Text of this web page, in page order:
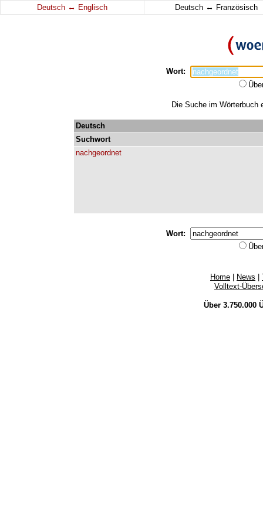
Deutsch ↔ Englisch Deutsch ↔ Französisch
Wort:
Die Suche im Wörterbuch
Deutsch
Suchwort
nachgeordnet
Wort:
Home News
Volltext-
Über 3.750.000